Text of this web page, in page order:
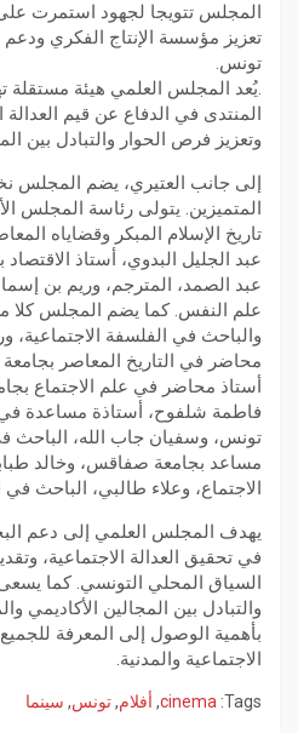
المجلس تتويجا لجهود استمرت
تعزيز مؤسسة الإنتاج الفكري
تونس.
.يُعد المجلس العلمي هيئة
المنتدى في الدفاع عن قيم العدالة
وتعزيز فرص الحوار والتبادل بين
إلى جانب العتيري، يضم المجلس
المتميزين. يتولى رئاسة المجلس
تاريخ الإسلام المبكر وقضاياه
عبد الجليل البدوي، أستاذ
عبد الصمد، المترجم، وريم بن
علم النفس. كما يضم المجلس كلا
والباحث في الفلسفة الاجتماعية،
محاضر في التاريخ المعاصر
أستاذ محاضر في علم الاجتماع
فاطمة شلفوح، أستاذة مساعدة في
تونس، وسفيان جاب الله، الباحث
مساعد بجامعة صفاقس، وخالد
الاجتماع، وعلاء طالبي، الباحث في
يهدف المجلس العلمي إلى دعم
في تحقيق العدالة الاجتماعية،
السياق المحلي التونسي. كما
والتبادل بين المجالين الأكاديمي
بأهمية الوصول إلى المعرفة
الاجتماعية والمدنية.
Tags:
cinema
, أفلام,تونس, سينما